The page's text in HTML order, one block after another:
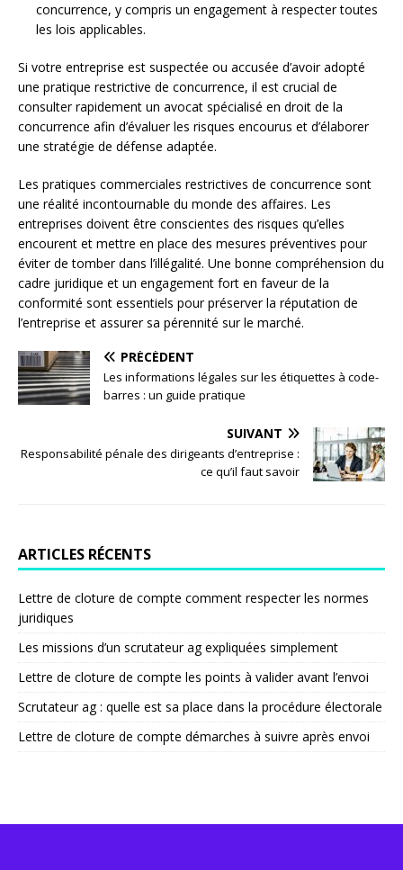
concurrence, y compris un engagement à respecter toutes
les lois applicables.
Si votre entreprise est suspectée ou accusée d’avoir adopté
une pratique restrictive de concurrence, il est crucial de
consulter rapidement un avocat spécialisé en droit de la
concurrence afin d’évaluer les risques encourus et d’élaborer
une stratégie de défense adaptée.
Les pratiques commerciales restrictives de concurrence sont
une réalité incontournable du monde des affaires. Les
entreprises doivent être conscientes des risques qu’elles
encourent et mettre en place des mesures préventives pour
éviter de tomber dans l’illégalité. Une bonne compréhension du
cadre juridique et un engagement fort en faveur de la
conformité sont essentiels pour préserver la réputation de
l’entreprise et assurer sa pérennité sur le marché.
PRÉCÉDENT
Les informations légales sur les étiquettes à code-
barres : un guide pratique
SUIVANT
Responsabilité pénale des dirigeants d’entreprise :
ce qu’il faut savoir
ARTICLES RÉCENTS
Lettre de cloture de compte comment respecter les normes
juridiques
Les missions d’un scrutateur ag expliquées simplement
Lettre de cloture de compte les points à valider avant l’envoi
Scrutateur ag : quelle est sa place dans la procédure électorale
Lettre de cloture de compte démarches à suivre après envoi